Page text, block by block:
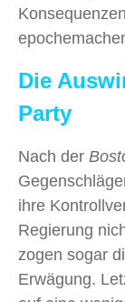
Die
Party
Nach der
ihre
Regierung
zogen sogar
Erwägung.